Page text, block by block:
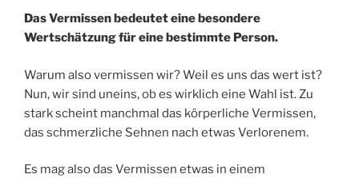
Das Vermissen bedeutet eine besondere
Wertschätzung für eine bestimmte Person.
Warum also vermissen wir? Weil es uns das wert ist?
Nun, wir sind uneins, ob es wirklich eine Wahl ist. Zu
stark scheint manchmal das körperliche Vermissen,
das schmerzliche Sehnen nach etwas Verlorenem.
Es mag also das Vermissen etwas in einem